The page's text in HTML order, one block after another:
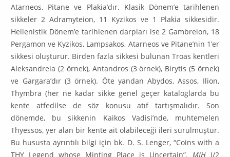
Atarneos, Pitane ve Plakia’dır. Klasik Dönem’e tarih­lenen
sikkeler 2 Adramyteion, 11 Kyzikos ve 1 Plakia sikkesidir.
Hellenistik Dö­nem’e tarihlenen darpları ise 2 Gambreion, 18
Pergamon ve Kyzikos, Lampsa­kos, Atarneos ve Pitane’nin 1’er
sikkesi oluşturur. Birden fazla sikkesi bulunan Troas kentleri
Aleksandreia (2 örnek), Antandros (3 örnek), Birytis (5 örnek)
ve Gargara’dır (3 örnek). Öte yandan Abydos, Assos, Ilion,
Thymbra (her ne kadar sikke genel geçer kataloglarda bu
kente atfedilse de söz konusu atıf tartışmalıdır. Son
dönemde, bu sikkenin Kaikos Vadisi’nde, muhtemelen
Thyessos, yer alan bir kente ait olabileceği ileri sürülmüştür.
Bu hususta ay­rıntılı bilgi için bk. D. S. Lenger, “Coins with a
THY Legend whose Minting Pla­ce is Uncertain”. MJHI/2